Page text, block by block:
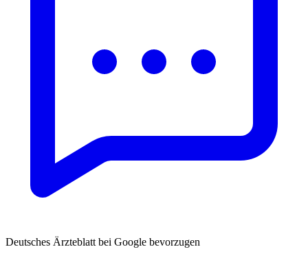
Deutsches Ärzteblatt bei Google bevorzugen